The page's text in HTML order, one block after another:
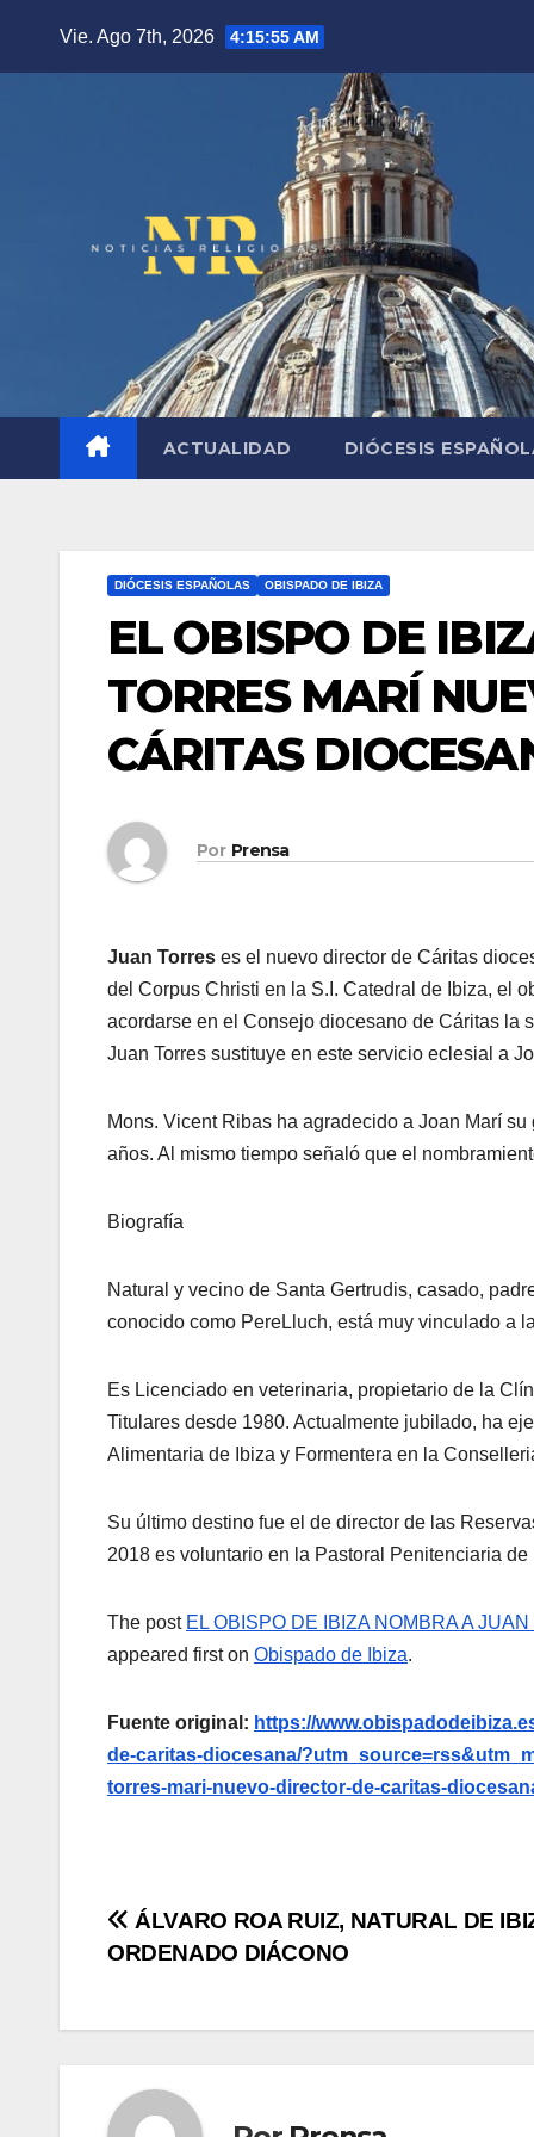
Vie. Ago 7th, 2026 4:15:56 AM
ACTUALIDAD DIÓCESIS
DIÓCESIS ESPAÑOLAS OBISPADO DE IBIZA
EL OBISPO DE
TORRES MARÍ
CÁRITAS
Por Prensa
Juan Torres es el nuevo director de Cáritas
del Corpus Christi en la S.I. Catedral de Ibiza, el
acordarse en el Consejo diocesano de Cáritas la
Juan Torres sustituye en este servicio eclesial a
Mons. Vicent Ribas ha agradecido a Joan Marí
años. Al mismo tiempo señaló que el
Biografía
Natural y vecino de Santa Gertrudis, casado,
conocido como PereLluch, está muy vinculado a
Es Licenciado en veterinaria, propietario de la
Titulares desde 1980. Actualmente jubilado, ha
Alimentaria de Ibiza y Formentera en la
Su último destino fue el de director de las
2018 es voluntario en la Pastoral Penitenciaria
The post EL OBISPO DE IBIZA NOMBRA A
appeared first on Obispado de Ibiza.
Fuente original: https://
de-caritas-diocesana/
torres-mari-nuevo-director-de-caritas-
Navegación
entradas
ÁLVARO ROA RUIZ, NATURAL DE
ORDENADO DIÁCONO